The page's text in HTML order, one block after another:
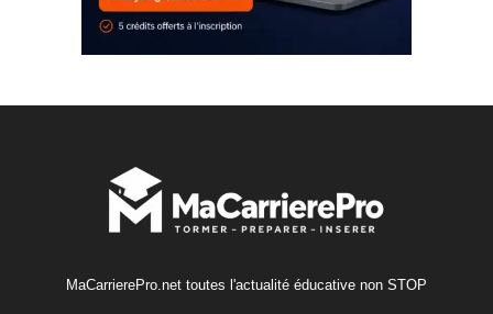
MaCarrierePro.net toutes l'actualité éducative non STOP